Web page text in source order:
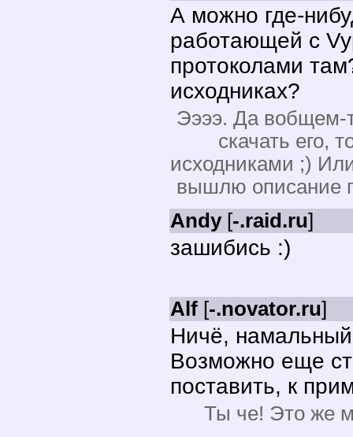
А можно где-
работающей с
протоколами
исходниках?
Ээээ. Да вобщем-
скачать его,
исходниками ;)
вышлю описание
Andy[-.raid.ru]
зашибись :)
Alf [-.novator.ru]
Ничё,
Возможно еще
поставить, к
Ты че! Это же